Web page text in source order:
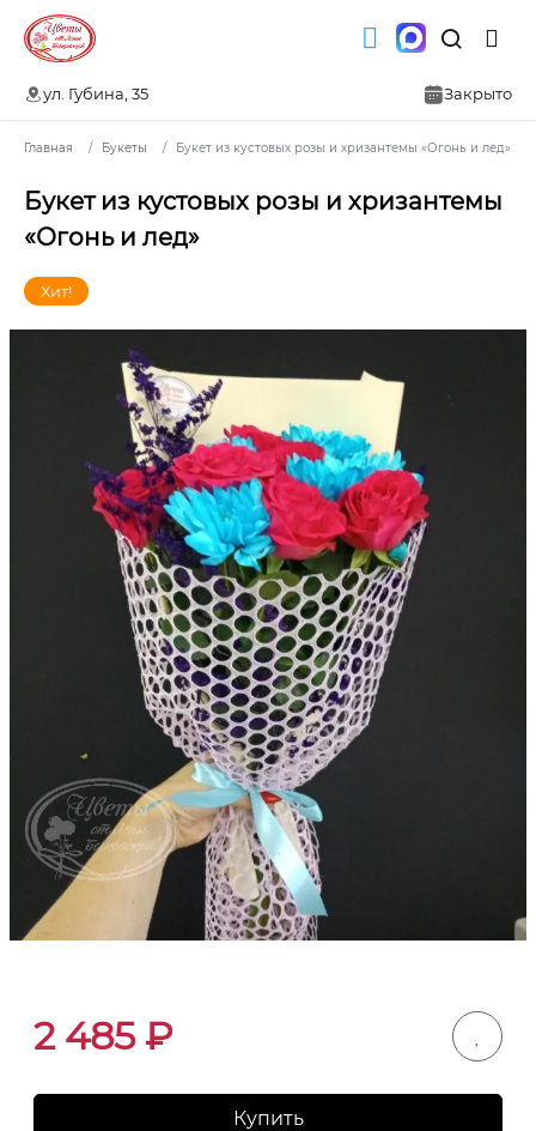
ул. Губина, 35 Закрыто
Главная Букеты Букет из кустовых розы и хризантемы «Огонь и лед»
Букет из кустовых розы и хризантемы
«Огонь и лед»
Хит!
2 485₽
Купить